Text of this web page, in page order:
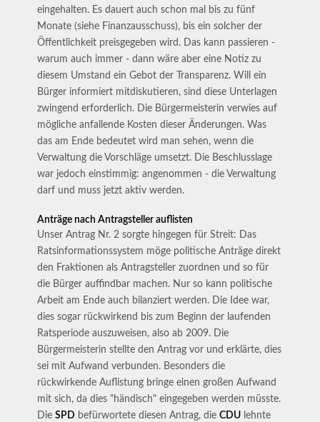
eingehalten. Es dauert auch schon mal bis zu fünf
Monate (siehe Finanzausschuss), bis ein solcher der
Öffentlichkeit preisgegeben wird. Das kann passieren -
warum auch immer - dann wäre aber eine Notiz zu
diesem Umstand ein Gebot der Transparenz. Will ein
Bürger informiert mitdiskutieren, sind diese Unterlagen
zwingend erforderlich. Die Bürgermeisterin verwies auf
mögliche anfallende Kosten dieser Änderungen. Was
das am Ende bedeutet wird man sehen, wenn die
Verwaltung die Vorschläge umsetzt. Die Beschlusslage
war jedoch einstimmig: angenommen - die Verwaltung
darf und muss jetzt aktiv werden.
Anträge nach Antragsteller auflisten
Unser Antrag Nr. 2 sorgte hingegen für Streit: Das
Ratsinformationssystem möge politische Anträge direkt
den Fraktionen als Antragsteller zuordnen und so für
die Bürger auffindbar machen. Nur so kann politische
Arbeit am Ende auch bilanziert werden. Die Idee war,
dies sogar rückwirkend bis zum Beginn der laufenden
Ratsperiode auszuweisen, also ab 2009. Die
Bürgermeisterin stellte den Antrag vor und erklärte, dies
sei mit Aufwand verbunden. Besonders die
rückwirkende Auflistung bringe einen großen Aufwand
mit sich, da dies "händisch" eingegeben werden müsste.
DieSPD befürwortete diesen Antrag, dieCDU lehnte